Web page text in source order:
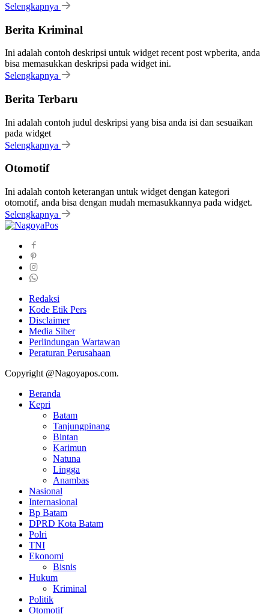
Selengkapnya
Berita Kriminal
Ini adalah contoh deskripsi untuk widget recent post wpberita, anda
bisa memasukkan deskripsi pada widget ini.
Selengkapnya
Berita Terbaru
Ini adalah contoh judul deskripsi yang bisa anda isi dan sesuaikan
pada widget
Selengkapnya
Otomotif
Ini adalah contoh keterangan untuk widget dengan kategori
otomotif, anda bisa dengan mudah memasukkannya pada widget.
Selengkapnya
Redaksi
Kode Etik Pers
Disclaimer
Media Siber
Perlindungan Wartawan
Peraturan Perusahaan
Copyright @Nagoyapos.com.
Beranda
Kepri
Batam
Tanjungpinang
Bintan
Karimun
Natuna
Lingga
Anambas
Nasional
Internasional
Bp Batam
DPRD Kota Batam
Polri
TNI
Ekonomi
Bisnis
Hukum
Kriminal
Politik
Otomotif